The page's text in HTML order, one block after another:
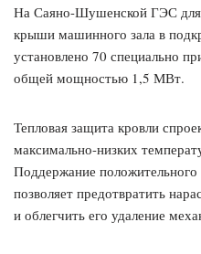
На Саяно-Шушенской ГЭС для
крыши машинного зала в
установлено 70 специально
общей мощностью 1,5 МВт.
Тепловая защита кровли
максимально-низких
Поддержание
позволяет предотвратить
и облегчить его удаление